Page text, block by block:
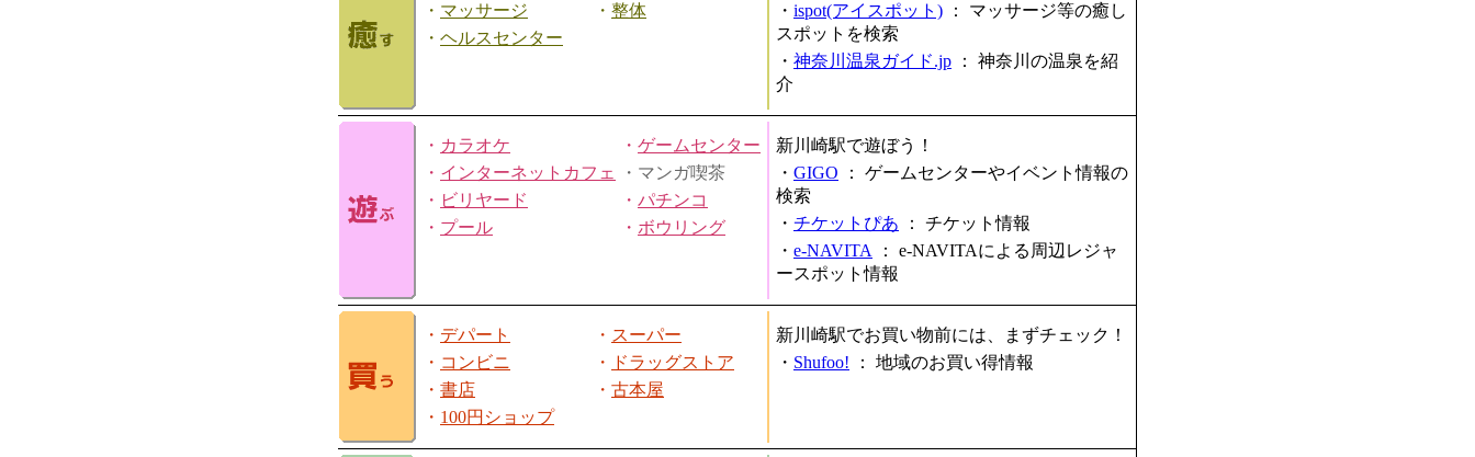
・ マッサージ ・ 整体
・ ヘルスセンター
・ ispot(アイスポット) ： マッサージ等の癒し
スポットを検索
・ 神奈川温泉ガイド.jp ： 神奈川の温泉を紹
介
・ カラオケ ・ ゲームセンター
・ インターネットカフェ
・マンガ喫茶
・ ビリヤード ・ パチンコ
・ プール ・ ボウリング
新川崎駅で遊ぼう！
・ GIGO ： ゲームセンターやイベント情報の
検索
・ チケットぴあ ： チケット情報
・ e-NAVITA ： e-NAVITAによる周辺レジャ
ースポット情報
・ デパート ・ スーパー
・ コンビニ ・
ドラッグストア
・ 書店 ・ 古本屋
・ 100円ショップ
新川崎駅でお買い物前には、まずチェック！
・ Shufoo! ： 地域のお買い得情報